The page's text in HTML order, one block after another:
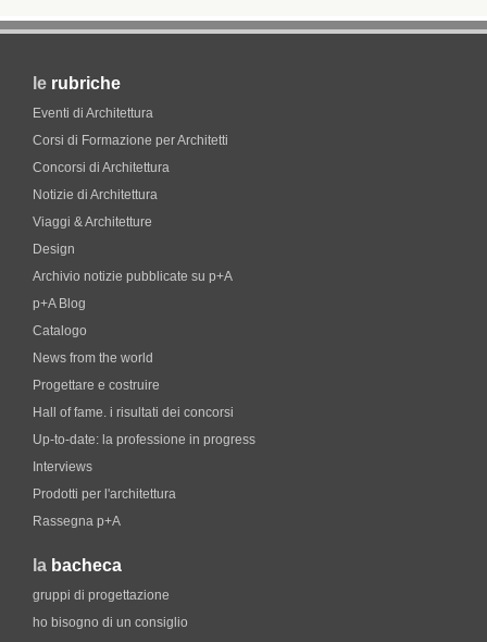
le rubriche
Eventi di Architettura
Corsi di Formazione per Architetti
Concorsi di Architettura
Notizie di Architettura
Viaggi & Architetture
Design
Archivio notizie pubblicate su p+A
p+A Blog
Catalogo
News from the world
Progettare e costruire
Hall of fame. i risultati dei concorsi
Up-to-date: la professione in progress
Interviews
Prodotti per l'architettura
Rassegna p+A
la bacheca
gruppi di progettazione
ho bisogno di un consiglio